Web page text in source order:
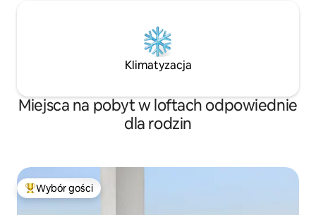
Klimatyzacja
Miejsca na pobyt w loftach odpowiednie
dla rodzin
Najpopularniejsze z kategorii Wybór gości
Wybór gości